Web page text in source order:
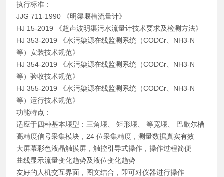
执行标准：
JJG 711-1990 《明渠堰槽流量计》
HJ 15-2019 《超声波明渠污水流量计技术要求及检测方法》
HJ 353-2019 《水污染源在线监测系统（CODCr、NH3-N
等）安装技术规范》
HJ 354-2019 《水污染源在线监测系统（CODCr、NH3-N
等）验收技术规范》
HJ 355-2019 《水污染源在线监测系统（CODCr、NH3-N
等）运行技术规范》
功能特点：
适应于四种基本堰型：三角堰、 矩形堰、 等宽堰、 巴歇尔槽
高精度信号采集模块，24 位采集精度，测量数据真实有效
大屏幕彩色液晶触摸屏，触控引导式操作，操作过程简便
曲线显示流量变化趋势及液位变化趋势
友好的人机交互界面，图文结合，即可对仪器进行操作